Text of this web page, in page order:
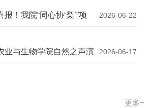
2026-06-22
报！我院“同心协‘梨’”项
省青年志愿服务项目大赛
2026-06-17
业与生物学院自然之声演
动物：小朋友的大使
更多+